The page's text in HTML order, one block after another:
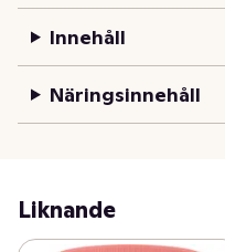
oemotståndlig
Innehåll
Näringsinnehåll
Liknande